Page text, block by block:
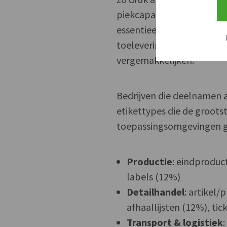
piekcapaciteit in
essentieel belang om
toeleveringsketen te
vergemakkelijken.
Bedrijven die deelnamen
etikettypes die de
toepassingsomgevingen
Productie:
labels (12%)
Detailhandel: artikel/
afhaallijsten (12%),
Transport & logistiek